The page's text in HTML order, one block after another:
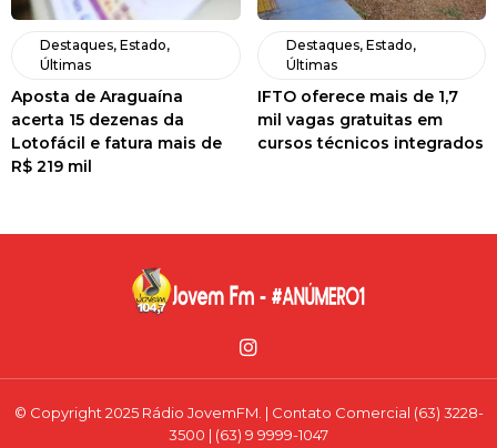
Destaques, Estado,
Últimas
Aposta de Araguaína
acerta 15 dezenas da
Lotofácil e fatura mais de
R$ 219 mil
Destaques, Estado,
Últimas
IFTO oferece mais de 1,7
mil vagas gratuitas em
cursos técnicos integrados
© Copyright 2025 Rádio JovemFM. | Contato Comercial (63) 3228-
3500 | (63) 9 9999-1047